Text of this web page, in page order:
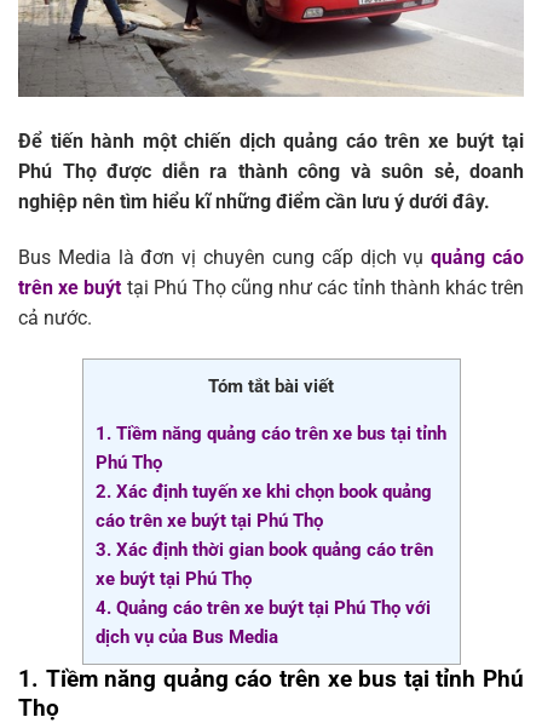
Để tiến hành một chiến dịch quảng cáo trên xe buýt tại
Phú Thọ được diễn ra thành công và suôn sẻ, doanh
nghiệp nên tìm hiểu kĩ những điểm cần lưu ý dưới đây.
Bus Media là đơn vị chuyên cung cấp dịch vụquảng cáo
trên xe buýt tại Phú Thọ cũng như các tỉnh thành khác trên
cả nước.
Tóm tắt bài viết
1. Tiềm năng quảng cáo trên xe bus tại tỉnh
Phú Thọ
2. Xác định tuyến xe khi chọn book quảng
cáo trên xe buýt tại Phú Thọ
3. Xác định thời gian book quảng cáo trên
xe buýt tại Phú Thọ
4. Quảng cáo trên xe buýt tại Phú Thọ với
dịch vụ của Bus Media
1. Tiềm năng quảng cáo trên xe bus tại tỉnh Phú
Thọ